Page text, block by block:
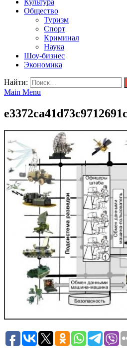
Культура
Общество
Туризм
Спорт
Криминал
Наука
Шоу-бизнес
Экономика
Найти:
Main Menu